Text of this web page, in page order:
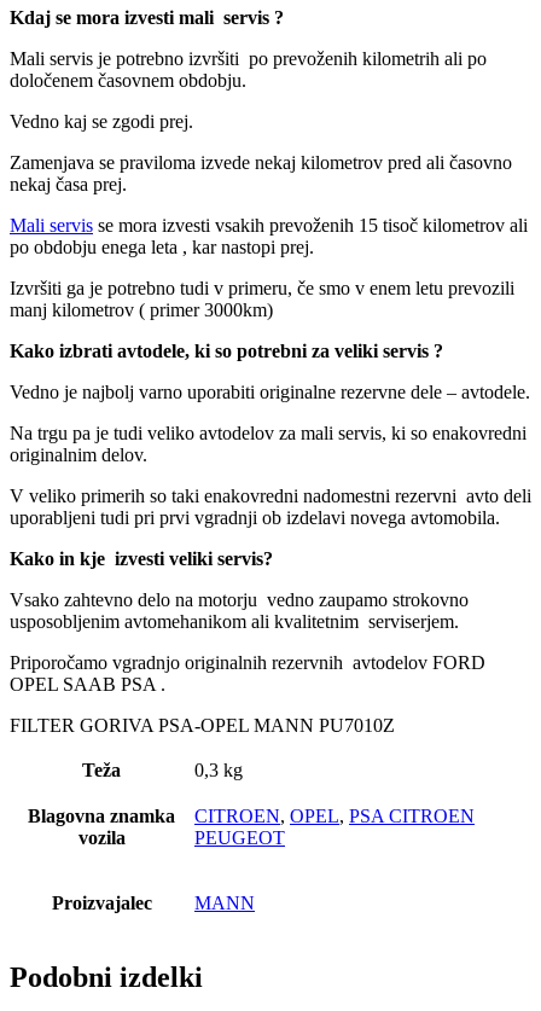
Kdaj se mora izvesti mali servis ?
Mali servis je potrebno izvršiti po prevoženih kilometrih ali po
določenem časovnem obdobju.
Vedno kaj se zgodi prej.
Zamenjava se praviloma izvede nekaj kilometrov pred ali časovno
nekaj časa prej.
Mali servis se mora izvesti vsakih prevoženih 15 tisoč kilometrov ali
po obdobju enega leta , kar nastopi prej.
Izvršiti ga je potrebno tudi v primeru, če smo v enem letu prevozili
manj kilometrov ( primer 3000km)
Kako izbrati avtodele, ki so potrebni za veliki servis ?
Vedno je najbolj varno uporabiti originalne rezervne dele – avtodele.
Na trgu pa je tudi veliko avtodelov za mali servis, ki so enakovredni
originalnim delov.
V veliko primerih so taki enakovredni nadomestni rezervni avto deli
uporabljeni tudi pri prvi vgradnji ob izdelavi novega avtomobila.
Kako in kje izvesti veliki servis?
Vsako zahtevno delo na motorju vedno zaupamo strokovno
usposobljenim avtomehanikom ali kvalitetnim serviserjem.
Priporočamo vgradnjo originalnih rezervnih avtodelov FORD
OPEL SAAB PSA .
FILTER GORIVA PSA-OPEL MANN PU7010Z
Teža 0,3 kg
Blagovna znamka
vozila
CITROEN, OPEL, PSA CITROEN
PEUGEOT
Proizvajalec MANN
Podobni izdelki